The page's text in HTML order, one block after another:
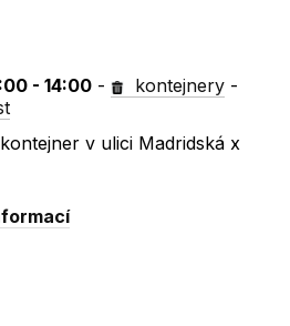
- 14:00 - kontejnery -
v ulici Madridská x